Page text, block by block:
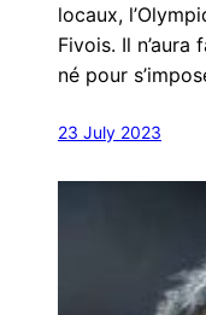
locaux,
Fivois. Il n’aura
né pour
23 July 2023